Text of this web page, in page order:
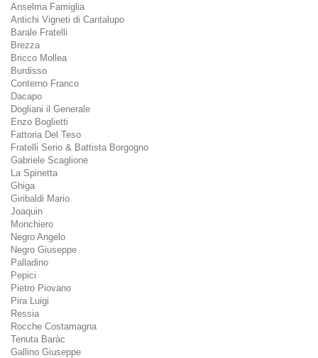
Anselma Famiglia
Antichi Vigneti di Cantalupo
Barale Fratelli
Brezza
Bricco Mollea
Burdisso
Conterno Franco
Dacapo
Dogliani il Generale
Enzo Boglietti
Fattoria Del Teso
Fratelli Serio & Battista Borgogno
Gabriele Scaglione
La Spinetta
Ghiga
Giribaldi Mario
Joaquin
Monchiero
Negro Angelo
Negro Giuseppe
Palladino
Pepici
Pietro Piovano
Pira Luigi
Ressia
Rocche Costamagna
Tenuta Baràc
Gallino Giuseppe